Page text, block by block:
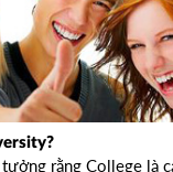
rằng College là